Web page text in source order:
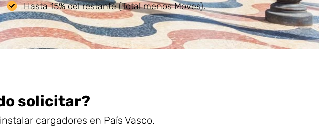
Hasta 15% del restante (Total menos Moves).
solicitar?
cargadores en País Vasco.